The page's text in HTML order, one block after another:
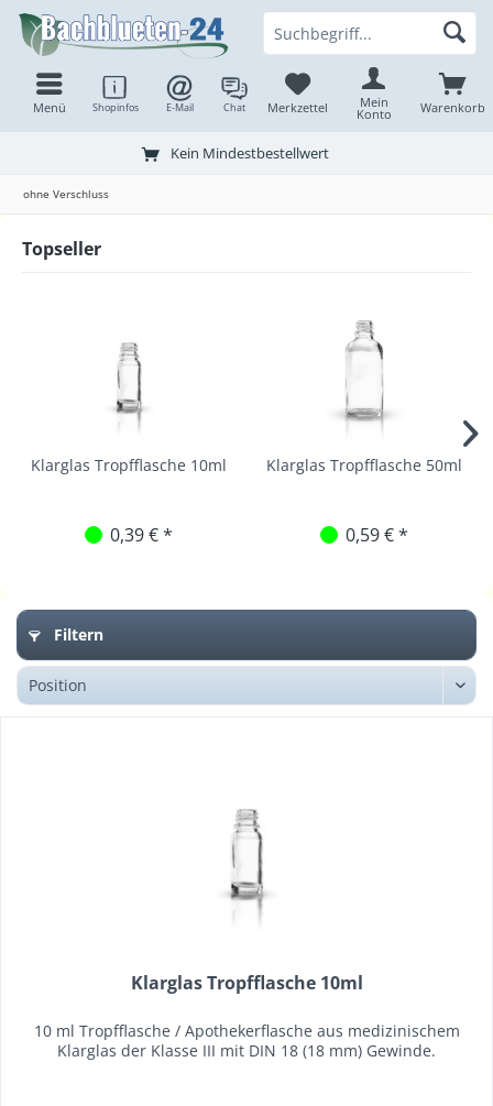
Kein Mindestbestellwert
Warenkorb
Shopinfos E-Mail Chat Merkzettel Mein
Konto
Menü
ohne Verschluss
Topseller
Klarglas Tropfflasche 10ml
0,39 € *
Klarglas Tropfflasche 50ml
0,59 € *
Filtern
Klarglas Tropfflasche 10ml
10 ml Tropfflasche / Apothekerflasche aus medizinischem
Klarglas der Klasse III mit DIN 18 (18 mm) Gewinde.